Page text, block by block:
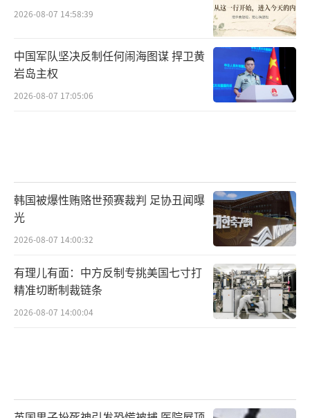
2026-08-07 14:58:39
中国军队坚决反制任何闹海图谋 捍卫黄
岩岛主权
2026-08-07 17:05:06
韩国被爆性贿赂世预赛裁判 足协丑闻曝
光
2026-08-07 14:00:32
有理儿有面：中方反制专挑美国七寸打
精准切断制裁链条
2026-08-07 14:00:04